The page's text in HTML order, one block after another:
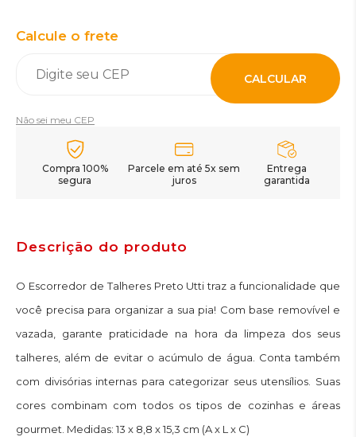
Calcule o frete
CALCULAR
Não sei meu CEP
Compra 100%
segura
Parcele em até 5x sem
juros
Entrega
garantida
Descrição do produto
O Escorredor de Talheres Preto Utti traz a funcionalidade que
você precisa para organizar a sua pia! Com base removível e
vazada, garante praticidade na hora da limpeza dos seus
talheres, além de evitar o acúmulo de água. Conta também
com divisórias internas para categorizar seus utensílios. Suas
cores combinam com todos os tipos de cozinhas e áreas
gourmet. Medidas: 13 x 8,8 x 15,3 cm (A x L x C)